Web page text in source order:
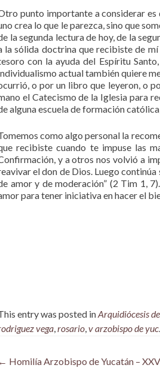
punto importante a considerar es
crea lo que le parezca, sino que
la segunda lectura de hoy, de la
la sólida doctrina que recibiste de
con la ayuda del Espíritu
actual también quiere
o por un libro que leyeron, o
el Catecismo de la Iglesia para
alguna escuela de formación
como algo personal la
recibiste cuando te impuse las
y a otros nos volvió a
el don de Dios. Luego
amor y de moderación” (2 Tim 1,
para tener iniciativa en hacer el
entry was posted inArquidiócesis
vega,rosario,v arzobispo de yuc
Post
← Homilía Arzobispo de Yucatán –